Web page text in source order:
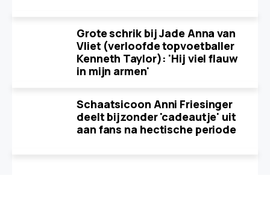
Grote schrik bij Jade Anna van
Vliet (verloofde topvoetballer
Kenneth Taylor): 'Hij viel flauw
in mijn armen'
Schaatsicoon Anni Friesinger
deelt bijzonder 'cadeautje' uit
aan fans na hectische periode